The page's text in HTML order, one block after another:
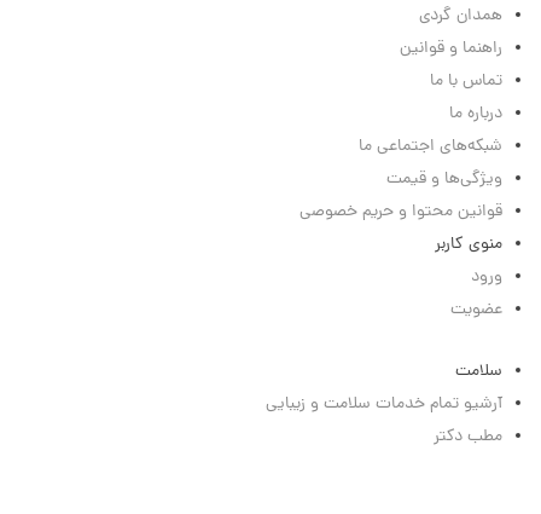
همدان گردی
راهنما و قوانین
تماس با ما
درباره ما
شبکه‌های اجتماعی ما
ویژگی‌ها و قیمت
قوانین محتوا و حریم خصوصی
منوی کاربر
ورود
عضویت
سلامت
آرشیو تمام خدمات سلامت و زیبایی
مطب دکتر